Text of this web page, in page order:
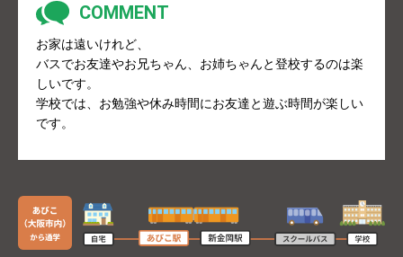
お家は遠いけれど、
バスでお友達やお兄ちゃん、お姉ちゃんと登校するのは楽
しいです。
学校では、お勉強や休み時間にお友達と遊ぶ時間が楽しい
です。